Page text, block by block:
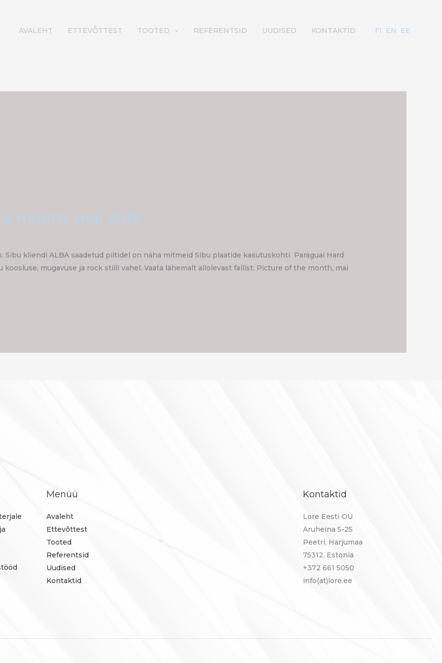
AVALEHT ETTEVÕTTEST TOOTED REFERENTSID UUDISED KONTAKTID FI EN EE
month, mai 2015
Sibu kliendi ALBA saadetud piltidel on näha mitmeid Sibu plaatide kasutuskohti Paraguai Hard
koosluse, mugavuse ja rock stiili vahel. Vaata lähemalt allolevast failist: Picture of the month, mai
Menüü
Avaleht
Ettevõttest
Tooted
Referentsid
Uudised
Kontaktid
Kontaktid
Lore Eesti OÜ
Aruheina 5-25
Peetri, Harjumaa
75312, Estonia
+372 661 5050
info(at)lore.ee